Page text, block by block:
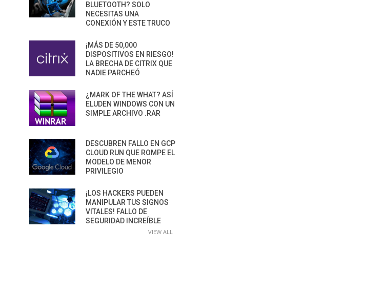
BLUETOOTH? SOLO
NECESITAS UNA
CONEXIÓN Y ESTE TRUCO
¡MÁS DE 50,000
DISPOSITIVOS EN RIESGO!
LA BRECHA DE CITRIX QUE
NADIE PARCHEÓ
¿MARK OF THE WHAT? ASÍ
ELUDEN WINDOWS CON UN
SIMPLE ARCHIVO .RAR
DESCUBREN FALLO EN GCP
CLOUD RUN QUE ROMPE EL
MODELO DE MENOR
PRIVILEGIO
¡LOS HACKERS PUEDEN
MANIPULAR TUS SIGNOS
VITALES! FALLO DE
SEGURIDAD INCREÍBLE
VIEW ALL